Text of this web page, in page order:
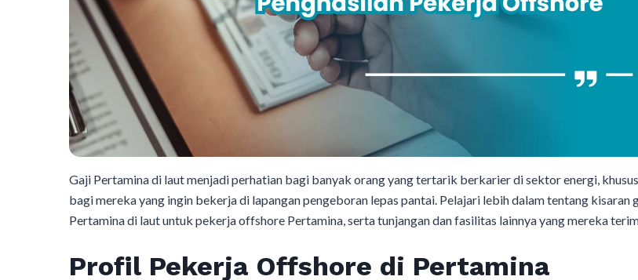
Gaji Pertamina di laut menjadi perhatian bagi banyak orang yang tertarik berkarier di sektor energi,
bagi mereka yang ingin bekerja di lapangan pengeboran lepas pantai. Pelajari lebih dalam tentang kisaran
Pertamina di laut untuk pekerja offshore Pertamina, serta tunjangan dan fasilitas lainnya yang mereka
Profil Pekerja Offshore di Pertamina